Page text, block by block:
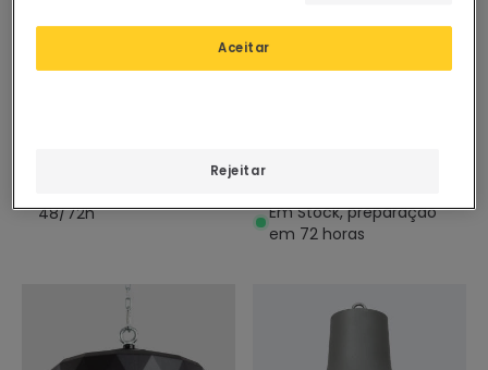
48/72h
86,35 €
(1)
lm/W PHILIPS Xitanium
Regulável 0-10 V
Em Stock, preparação
em 72 horas
Rejeitar
Aceitar